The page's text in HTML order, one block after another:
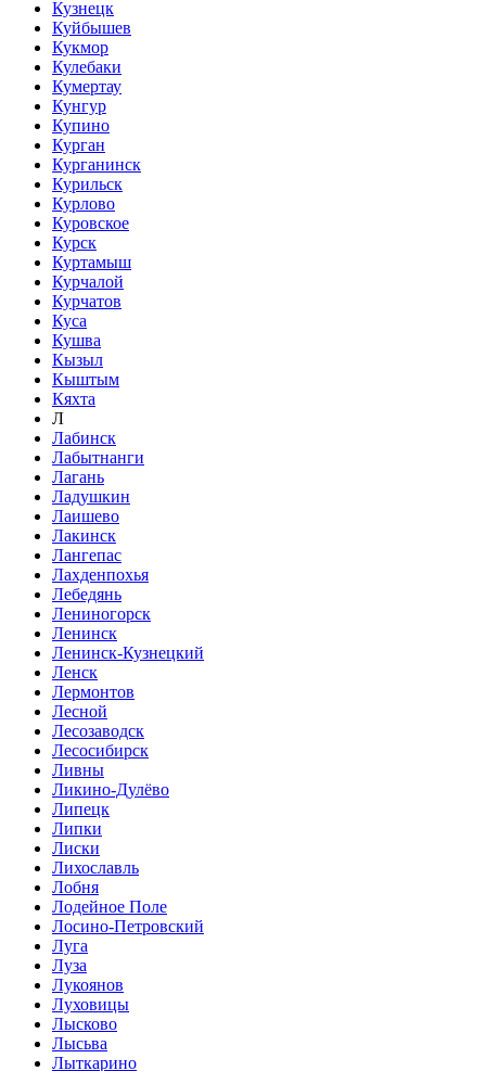
Кузнецк
Куйбышев
Кукмор
Кулебаки
Кумертау
Кунгур
Купино
Курган
Курганинск
Курильск
Курлово
Куровское
Курск
Куртамыш
Курчалой
Курчатов
Куса
Кушва
Кызыл
Кыштым
Кяхта
Л
Лабинск
Лабытнанги
Лагань
Ладушкин
Лаишево
Лакинск
Лангепас
Лахденпохья
Лебедянь
Лениногорск
Ленинск
Ленинск-Кузнецкий
Ленск
Лермонтов
Лесной
Лесозаводск
Лесосибирск
Ливны
Ликино-Дулёво
Липецк
Липки
Лиски
Лихославль
Лобня
Лодейное Поле
Лосино-Петровский
Луга
Луза
Лукоянов
Луховицы
Лысково
Лысьва
Лыткарино